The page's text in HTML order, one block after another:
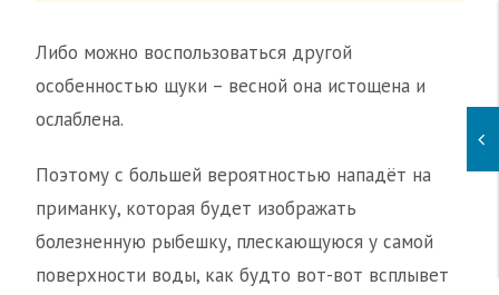
Либо можно воспользоваться другой
особенностью щуки – весной она истощена и
ослаблена.
Поэтому с большей вероятностью нападёт на
приманку, которая будет изображать
болезненную рыбешку, плескающуюся у самой
поверхности воды, как будто вот-вот всплывет